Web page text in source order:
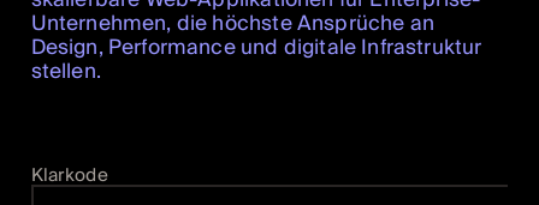
Unternehmen, die höchste Ansprüche an
Design, Performance und digitale Infrastruktur
stellen.
Klarkode